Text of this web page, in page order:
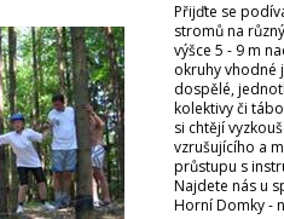
Přijďte se
stromů na
výšce 5 - 9 m
okruhy vhodné
dospělé,
kolektivy či
si chtějí
vzrušujícího a
průstupu s
Najdete nás u
Horní Domky -